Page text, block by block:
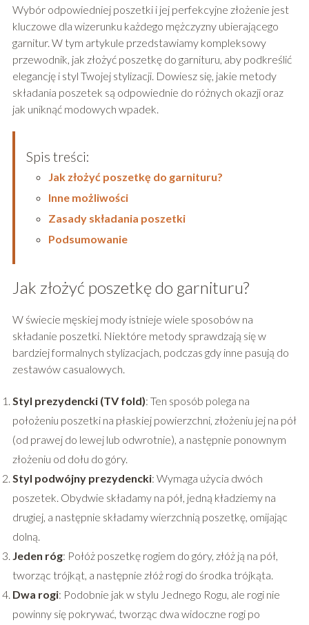
Wybór odpowiedniej poszetki i jej perfekcyjne złożenie jest
kluczowe dla wizerunku każdego mężczyzny ubierającego
garnitur. W tym artykule przedstawiamy kompleksowy
przewodnik, jak złożyć poszetkę do garnituru, aby podkreślić
elegancję i styl Twojej stylizacji. Dowiesz się, jakie metody
składania poszetek są odpowiednie do różnych okazji oraz
jak uniknąć modowych wpadek.
Spis treści:
Jak złożyć poszetkę do garnituru?
Inne możliwości
Zasady składania poszetki
Podsumowanie
Jak złożyć poszetkę do garnituru?
W świecie męskiej mody istnieje wiele sposobów na
składanie poszetki. Niektóre metody sprawdzają się w
bardziej formalnych stylizacjach, podczas gdy inne pasują do
zestawów casualowych​​.
Styl prezydencki (TV fold): Ten sposób polega na
położeniu poszetki na płaskiej powierzchni, złożeniu jej na pół
(od prawej do lewej lub odwrotnie), a następnie ponownym
złożeniu od dołu do góry​​.
Styl podwójny prezydencki: Wymaga użycia dwóch
poszetek. Obydwie składamy na pół, jedną kładziemy na
drugiej, a następnie składamy wierzchnią poszetkę, omijając
dolną​​.
Jeden róg: Połóż poszetkę rogiem do góry, złóż ją na pół,
tworząc trójkąt, a następnie złóż rogi do środka trójkąta​​.
Dwa rogi: Podobnie jak w stylu Jednego Rogu, ale rogi nie
powinny się pokrywać, tworząc dwa widoczne rogi po